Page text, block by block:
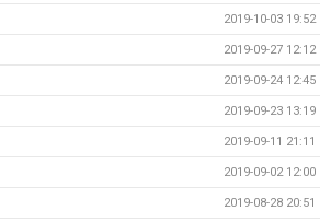
2019-10-03 19:52
2019-09-27 12:12
2019-09-24 12:45
2019-09-23 13:19
2019-09-11 21:11
2019-09-02 12:00
2019-08-28 20:51